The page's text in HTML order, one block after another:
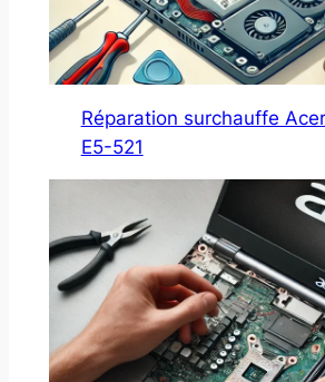
Réparation surchauffe
E5-521